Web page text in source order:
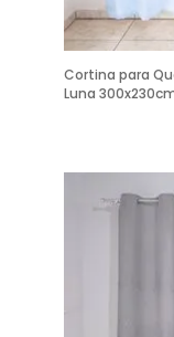
Cortina para
Luna